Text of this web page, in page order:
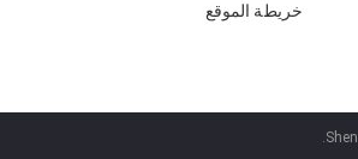
خريطة الموقع